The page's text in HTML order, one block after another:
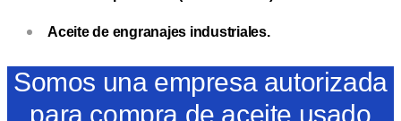
Aceite de engranajes industriales.
Somos una empresa autorizada
para compra de aceite usado